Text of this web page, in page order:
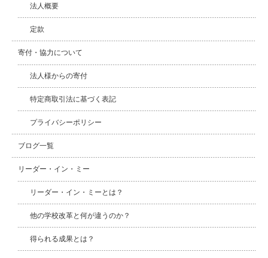
法人概要
定款
寄付・協力について
法人様からの寄付
特定商取引法に基づく表記
プライバシーポリシー
ブログ一覧
リーダー・イン・ミー
リーダー・イン・ミーとは？
他の学校改革と何が違うのか？
得られる成果とは？